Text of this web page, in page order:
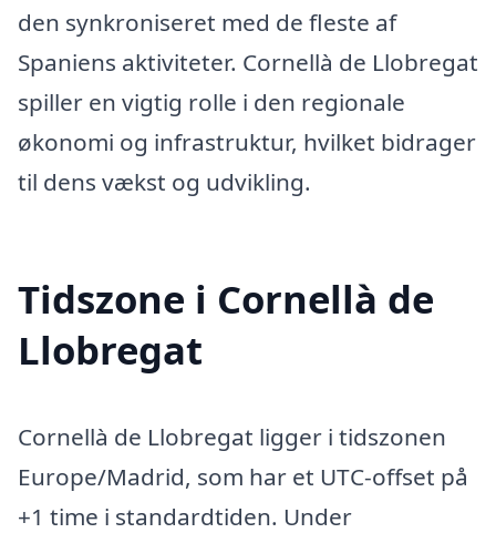
den synkroniseret med de fleste af
Spaniens aktiviteter. Cornellà de Llobregat
spiller en vigtig rolle i den regionale
økonomi og infrastruktur, hvilket bidrager
til dens vækst og udvikling.
Tidszone i Cornellà de
Llobregat
Cornellà de Llobregat ligger i tidszonen
Europe/Madrid, som har et UTC-offset på
+1 time i standardtiden. Under